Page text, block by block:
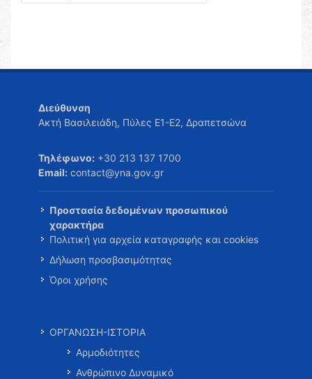
Διεύθυνση
Ακτή Βασιλειάδη, Πύλες Ε1-Ε2, Δραπετσώνα
Τηλέφωνο: +30 213 137 1700
Email: contact@yna.gov.gr
Προστασία δεδομένων προσωπικού
χαρακτήρα
Πολιτική για αρχεία καταγραφής και cookies
Δήλωση προσβασιμότητας
Όροι χρήσης
ΟΡΓΑΝΩΣΗ-ΙΣΤΟΡΙΑ
Αρμοδιότητες
Ανθρώπινο Δυναμικό